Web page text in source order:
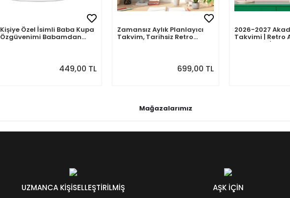
Kişiye Özel İsimli Baba Kupa
Özgüvenimi Babamdan
449,00 TL
Zamansız Aylık Planlayıcı
Takvim, Tarihsiz Retro
699,00 TL
2026-2027
Takvimi | Retro
Planlayıcı | Eylül
Mağazalarımız
UZMANCA KİŞİSELLEŞTİRİLMİŞ AŞK İÇİN